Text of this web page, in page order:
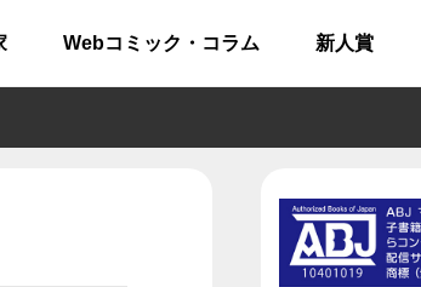
Webコミック・コラム 新人賞